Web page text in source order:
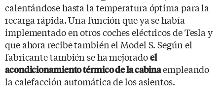
calentándose hasta la temperatura óptima para la
recarga rápida. Una función que ya se había
implementado en otros coches eléctricos de Tesla y
que ahora recibe también el Model S. Según el
fabricante también se ha mejoradoel
acondicionamiento térmico de la cabinaempleando
la calefacción automática de los asientos.